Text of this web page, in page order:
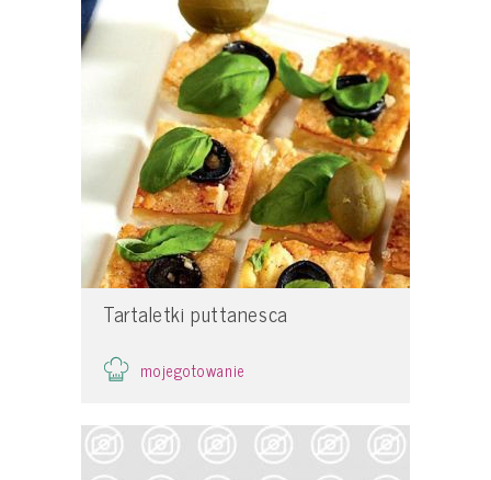
Tartaletki puttanesca
mojegotowanie